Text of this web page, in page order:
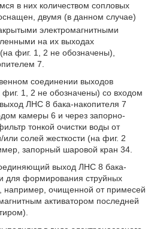
в них количеством сопловых
двумя (в данном случае)
электромагнитными
на их выходах
фиг. 1, 2 не обозначены),
7.
соединении выходов
1, 2 не обозначены) со входом
ЛНС 8 бака-накопителя 7
камеры 6 и через запорно-
тонкой очистки воды от
или солей жесткости (на фиг. 2
запорный шаровой кран 34.
выход ЛНС 8 бака-
для формирования струйных
например, очищенной от примесей
активатором последней